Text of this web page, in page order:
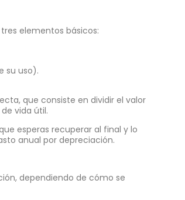
elementos básicos:
su uso).
que consiste en dividir el valor
vida útil.
esperas recuperar al final y lo
anual por depreciación.
dependiendo de cómo se